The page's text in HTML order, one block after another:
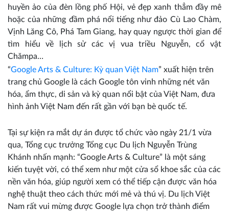
huyền ảo của đèn lồng phố Hội, vẻ đẹp xanh thẳm đầy mê
hoặc của những đầm phá nổi tiếng như đảo Cù Lao Chàm,
Vịnh Lăng Cô, Phá Tam Giang, hay quay ngược thời gian để
tìm hiểu về lịch sử các vị vua triều Nguyễn, cổ vật
Chămpa…
“Google Arts & Culture: Kỳ quan Việt Nam” xuất hiện trên
trang chủ Google là cách Google tôn vinh những nét văn
hóa, ẩm thực, di sản và kỳ quan nổi bật của Việt Nam, đưa
hình ảnh Việt Nam đến rất gần với bạn bè quốc tế.
Tại sự kiện ra mắt dự án được tổ chức vào ngày 21/1 vừa
qua, Tổng cục trưởng Tổng cục Du lịch Nguyễn Trùng
Khánh nhấn mạnh: “Google Arts & Culture” là một sáng
kiến tuyệt vời, có thể xem như một cửa sổ khoe sắc của các
nền văn hóa, giúp người xem có thể tiếp cận được văn hóa
nghệ thuật theo cách thức mới mẻ và thú vị. Du lịch Việt
Nam rất vui mừng được Google lựa chọn trở thành điểm